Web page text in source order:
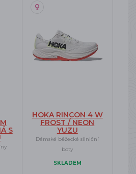
S
HOKA RINCON 4 W
FROST / NEON
YUZU
Dámské běžecké silniční
boty
SKLADEM